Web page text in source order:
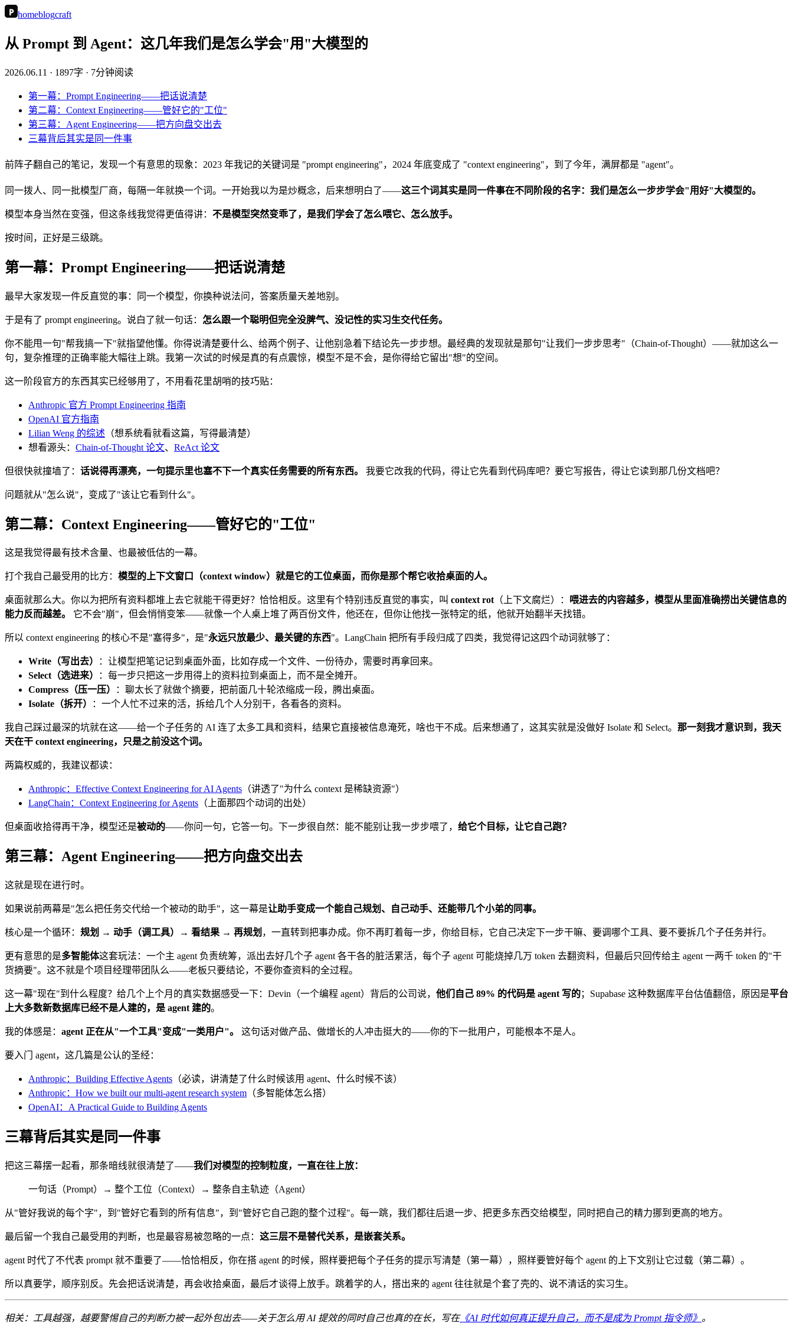
P homeblogcraft
从 Prompt 到 Agent：这几年我们是怎么学会"用"大模型的
2026.06.11 · 1897字 · 7分钟阅读
第一幕：Prompt Engineering——把话说清楚
第二幕：Context Engineering——管好它的"工位"
第三幕：Agent Engineering——把方向盘交出去
三幕背后其实是同一件事
前阵子翻自己的笔记，发现一个有意思的现象：2023 年我记的关键词是 "prompt engineering"，2024 年底变成了 "context engineering"，到了今年，满屏都是 "agent"。
同一拨人、同一批模型厂商，每隔一年就换一个词。一开始我以为是炒概念，后来想明白了——这三个词其实是同一件事在不同阶段的名字：我们是怎么一步步学会"用好"大模型的。
模型本身当然在变强，但这条线我觉得更值得讲： 不是模型突然变乖了，是我们学会了怎么喂它、怎么放手。
按时间，正好是三级跳。
第一幕：Prompt Engineering——把话说清楚
最早大家发现一件反直觉的事：同一个模型，你换种说法问，答案质量天差地别。
于是有了 prompt engineering。说白了就一句话： 怎么跟一个聪明但完全没脾气、没记性的实习生交代任务。
你不能甩一句"帮我搞一下"就指望他懂。你得说清楚要什么、给两个例子、让他别急着下结论先一步步想。最经典的发现就是那句"让我们一步步思考"（Chain-of-Thought）——就加这么一
句，复杂推理的正确率能大幅往上跳。我第一次试的时候是真的有点震惊，模型不是不会，是你得给它留出"想"的空间。
这一阶段官方的东西其实已经够用了，不用看花里胡哨的技巧贴：
Anthropic 官方 Prompt Engineering 指南
OpenAI 官方指南
Lilian Weng 的综述 （想系统看就看这篇，写得最清楚）
想看源头： Chain-of-Thought 论文、 ReAct 论文
但很快就撞墙了： 话说得再漂亮，一句提示里也塞不下一个真实任务需要的所有东西。 我要它改我的代码，得让它先看到代码库吧？要它写报告，得让它读到那几份文档吧？
问题就从"怎么说"，变成了"该让它看到什么"。
第二幕：Context Engineering——管好它的"工位"
这是我觉得最有技术含量、也最被低估的一幕。
打个我自己最受用的比方： 模型的上下文窗口（context window）就是它的工位桌面，而你是那个帮它收拾桌面的人。
桌面就那么大。你以为把所有资料都堆上去它就能干得更好？恰恰相反。这里有个特别违反直觉的事实，叫 context rot（上下文腐烂）： 喂进去的内容越多，模型从里面准确捞出关键信息的
能力反而越差。
它不会"崩"，但会悄悄变笨——就像一个人桌上堆了两百份文件，他还在，但你让他找一张特定的纸，他就开始翻半天找错。
所以 context engineering 的核心不是"塞得多"，是"永远只放最少、最关键的东西"。LangChain 把所有手段归成了四类，我觉得记这四个动词就够了：
Write（写出去）
：让模型把笔记记到桌面外面，比如存成一个文件、一份待办，需要时再拿回来。
Select（选进来）
：每一步只把这一步用得上的资料拉到桌面上，而不是全摊开。
Compress（压一压）
：聊太长了就做个摘要，把前面几十轮浓缩成一段，腾出桌面。
Isolate（拆开）
：一个人忙不过来的活，拆给几个人分别干，各看各的资料。
我自己踩过最深的坑就在这——给一个子任务的 AI 连了太多工具和资料，结果它直接被信息淹死，啥也干不成。后来想通了，这其实就是没做好 Isolate 和 Select。 那一刻我才意识到，我天
天在干 context engineering，只是之前没这个词。
两篇权威的，我建议都读：
Anthropic：Effective Context Engineering for AI Agents （讲透了"为什么 context 是稀缺资源"）
LangChain：Context Engineering for Agents （上面那四个动词的出处）
但桌面收拾得再干净，模型还是被动的——你问一句，它答一句。下一步很自然：能不能别让我一步步喂了， 给它个目标，让它自己跑？
第三幕：Agent Engineering——把方向盘交出去
这就是现在进行时。
如果说前两幕是"怎么把任务交代给一个被动的助手"，这一幕是让助手变成一个能自己规划、自己动手、还能带几个小弟的同事。
核心是一个循环： 规划 → 动手（调工具）→ 看结果 → 再规划 ，一直转到把事办成。你不再盯着每一步，你给目标，它自己决定下一步干嘛、要调哪个工具、要不要拆几个子任务并行。
更有意思的是多智能体这套玩法：一个主 agent 负责统筹，派出去好几个子 agent 各干各的脏活累活，每个子 agent 可能烧掉几万 token 去翻资料，但最后只回传给主 agent 一两千 token 的"干
货摘要"。这不就是个项目经理带团队么——老板只要结论，不要你查资料的全过程。
这一幕"现在"到什么程度？给几个上个月的真实数据感受一下：Devin（一个编程 agent）背后的公司说， 他们自己 89% 的代码是 agent 写的；Supabase 这种数据库平台估值翻倍，原因是平台
上大多数新数据库已经不是人建的，是 agent 建的。
我的体感是： agent 正在从"一个工具"变成"一类用户"。 这句话对做产品、做增长的人冲击挺大的——你的下一批用户，可能根本不是人。
要入门 agent，这几篇是公认的圣经：
Anthropic：Building Effective Agents （必读，讲清楚了什么时候该用 agent、什么时候不该）
Anthropic：How we built our multi-agent research system （多智能体怎么搭）
OpenAI：A Practical Guide to Building Agents
三幕背后其实是同一件事
把这三幕摆一起看，那条暗线就很清楚了——我们对模型的控制粒度，一直在往上放：
一句话（Prompt）→ 整个工位（Context）→ 整条自主轨迹（Agent）
从"管好我说的每个字"，到"管好它看到的所有信息"，到"管好它自己跑的整个过程"。每一跳，我们都往后退一步、把更多东西交给模型，同时把自己的精力挪到更高的地方。
最后留一个我自己最受用的判断，也是最容易被忽略的一点： 这三层不是替代关系，是嵌套关系。
agent 时代了不代表 prompt 就不重要了——恰恰相反，你在搭 agent 的时候，照样要把每个子任务的提示写清楚（第一幕），照样要管好每个 agent 的上下文别让它过载（第二幕）。
所以真要学，顺序别反。先会把话说清楚，再会收拾桌面，最后才谈得上放手。跳着学的人，搭出来的 agent 往往就是个套了壳的、说不清话的实习生。
相关：工具越强，越要警惕自己的判断力被一起外包出去——关于怎么用 AI 提效的同时自己也真的在长，写在《AI 时代如何真正提升自己，而不是成为 Prompt 指令师》 。